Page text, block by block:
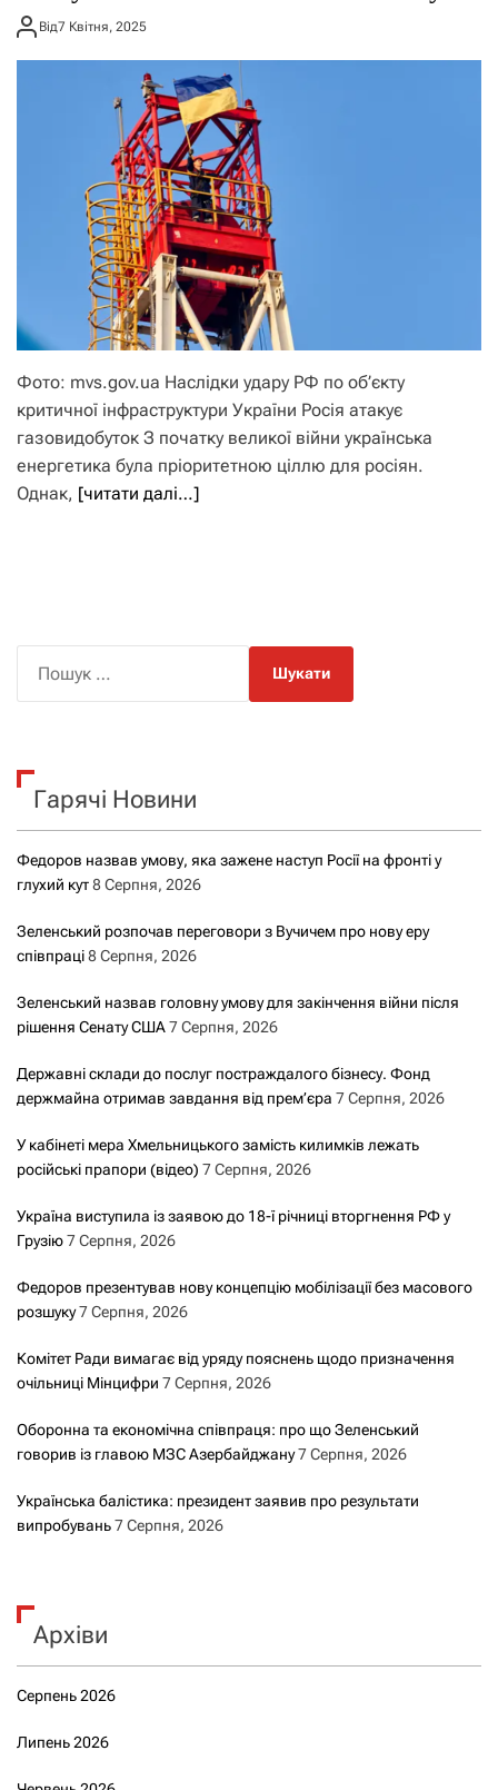
Від7 Квітня, 2025
Фото: mvs.gov.ua Наслідки удару РФ по об’єкту
критичної інфраструктури України Росія атакує
газовидобуток З початку великої війни українська
енергетика була пріоритетною ціллю для росіян.
Однак, [читати далі…]
к
Гарячі Новини
Федоров назвав умову, яка зажене наступ Росії на фронті у
глухий кут8 Серпня, 2026
Зеленський розпочав переговори з Вучичем про нову еру
співпраці8 Серпня, 2026
Зеленський назвав головну умову для закінчення війни після
рішення Сенату США7 Серпня, 2026
Державні склади до послуг постраждалого бізнесу. Фонд
держмайна отримав завдання від прем’єра 7 Серпня, 2026
У кабінеті мера Хмельницького замість килимків лежать
російські прапори (відео) 7 Серпня, 2026
Україна виступила із заявою до 18-ї річниці вторгнення РФ у
Грузію7 Серпня, 2026
Федоров презентував нову концепцію мобілізації без масового
розшуку7 Серпня, 2026
Комітет Ради вимагає від уряду пояснень щодо призначення
очільниці Мінцифри 7 Серпня, 2026
Оборонна та економічна співпраця: про що Зеленський
говорив із главою МЗС Азербайджану7 Серпня, 2026
Українська балістика: президент заявив про результати
випробувань7 Серпня, 2026
Архіви
Серпень 2026
Липень 2026